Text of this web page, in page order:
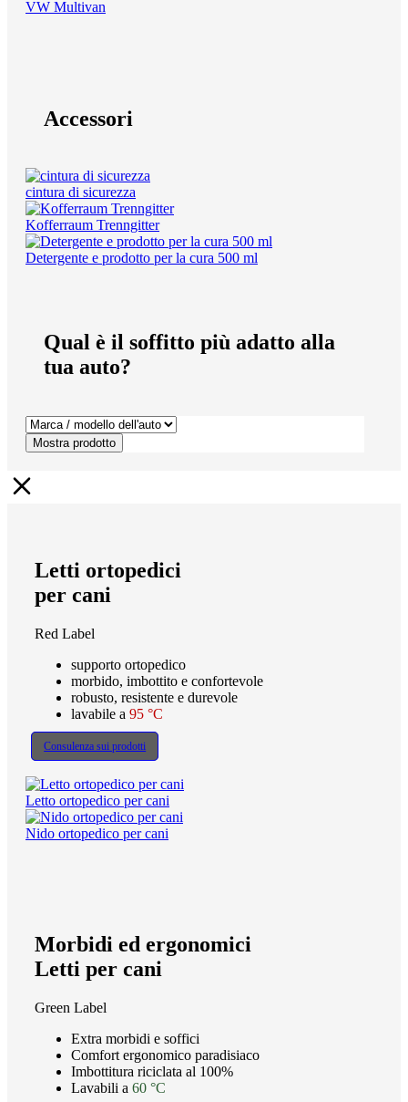
VW Multivan
Accessori
cintura di sicurezza
Kofferraum Trenngitter
Detergente e prodotto per la cura 500 ml
Qual è il soffitto più adatto alla
tua auto?
Mostra prodotto
Letti ortopedici
per cani
Red Label
supporto ortopedico
morbido, imbottito e confortevole
robusto, resistente e durevole
lavabile a 95 °C
Consulenza sui prodotti
Letto ortopedico per cani
Nido ortopedico per cani
Morbidi ed ergonomici
Letti per cani
Green Label
Extra morbidi e soffici
Comfort ergonomico paradisiaco
Imbottitura riciclata al 100%
Lavabili a 60 °C